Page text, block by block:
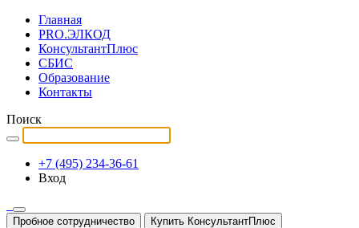
Главная
PRO.ЭЛКОД
КонсультантПлюс
СБИС
Образование
Контакты
Поиск
+7 (495) 234-36-61
Вход
Пробное сотрудничество Купить КонсультантПлюс